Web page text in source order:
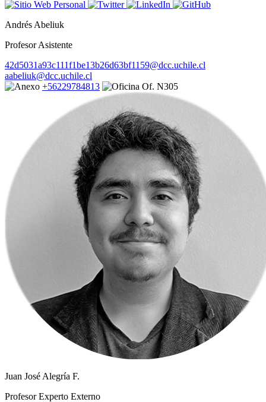
Andrés Abeliuk
Profesor Asistente
42d5031a93c111f1be13b26d63bf1159@dcc.uchile.cl
aabeliuk@dcc.uchile.cl
+56229784813
Of. N305
Juan José Alegría F.
Profesor Experto Externo